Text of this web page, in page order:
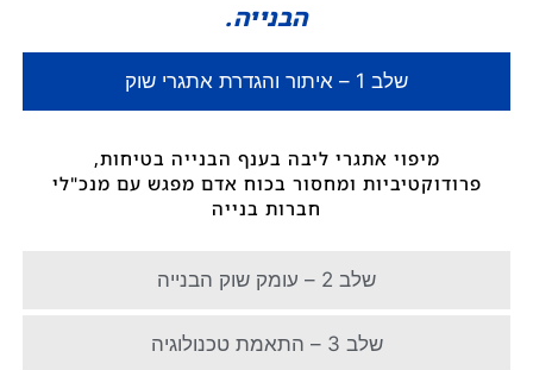
הבנייה.
שלב 1 – איתור והגדרת אתגרי שוק
שלב 2 – עומק שוק הבנייה
שלב 3 – התאמת טכנולוגיה
מיפוי אתגרי ליבה בענף הבנייה בטיחות,
פרודוקטיביות ומחסור בכוח אדם מפגש עם מנכ"לי
חברות בנייה